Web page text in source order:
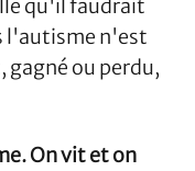
qu'il faudrait
l'autisme n'est
gagné ou perdu,
On vit et on